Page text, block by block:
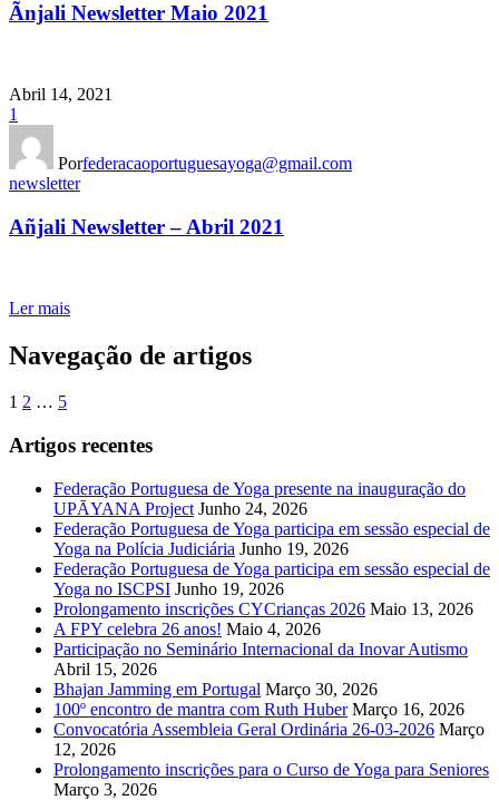
Ãnjali Newsletter Maio 2021
Abril 14, 2021
1
Porfederacaoportuguesayoga@gmail.com
newsletter
Añjali Newsletter – Abril 2021
Ler mais
Navegação de artigos
1 2 … 5
Artigos recentes
Federação Portuguesa de Yoga presente na inauguração do
UPĀYANA Project Junho 24, 2026
Federação Portuguesa de Yoga participa em sessão especial de
Yoga na Polícia Judiciária Junho 19, 2026
Federação Portuguesa de Yoga participa em sessão especial de
Yoga no ISCPSI Junho 19, 2026
Prolongamento inscrições CYCrianças 2026 Maio 13, 2026
A FPY celebra 26 anos! Maio 4, 2026
Participação no Seminário Internacional da Inovar Autismo
Abril 15, 2026
Bhajan Jamming em Portugal Março 30, 2026
100º encontro de mantra com Ruth Huber Março 16, 2026
Convocatória Assembleia Geral Ordinária 26-03-2026 Março
12, 2026
Prolongamento inscrições para o Curso de Yoga para Seniores
Março 3, 2026